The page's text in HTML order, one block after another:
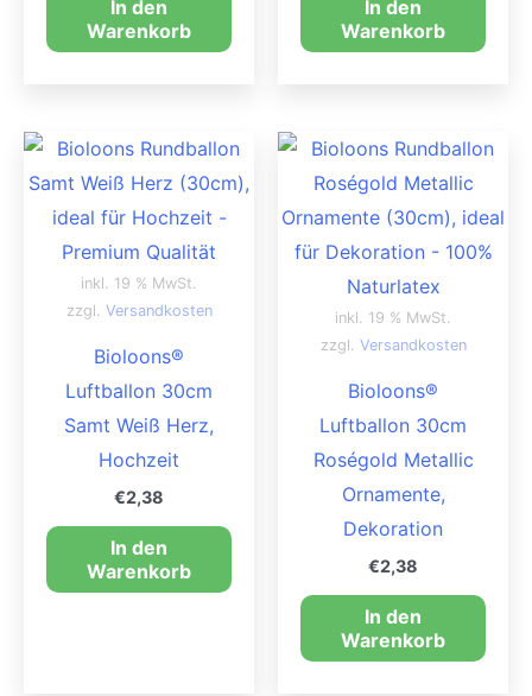
In den
Warenkorb
In den
Warenkorb
inkl. 19 % MwSt.
zzgl. Versandkosten
Bioloons®
Luftballon 30cm
Samt Weiß Herz,
Hochzeit
€2,38
In den
Warenkorb
inkl. 19 % MwSt.
zzgl. Versandkosten
Bioloons®
Luftballon 30cm
Roségold Metallic
Ornamente,
Dekoration
€2,38
In den
Warenkorb